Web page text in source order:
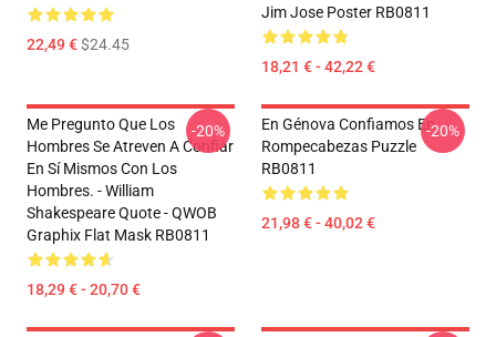
22,49 €$24.45
Jim Jose Poster RB0811
18,21 € - 42,22 €
Me Pregunto Que Los
Hombres Se Atreven A Confiar
En Sí Mismos Con Los
Hombres. - William
Shakespeare Quote - QWOB
Graphix Flat Mask RB0811
18,29 € - 20,70 €
-20%
En Génova Confiamos En
Rompecabezas Puzzle
RB0811
21,98 € - 40,02 €
-20%